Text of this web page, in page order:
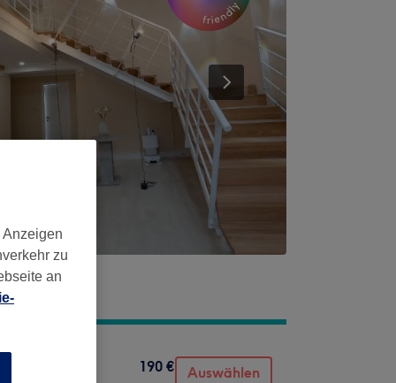
190 € Auswählen
zu
an